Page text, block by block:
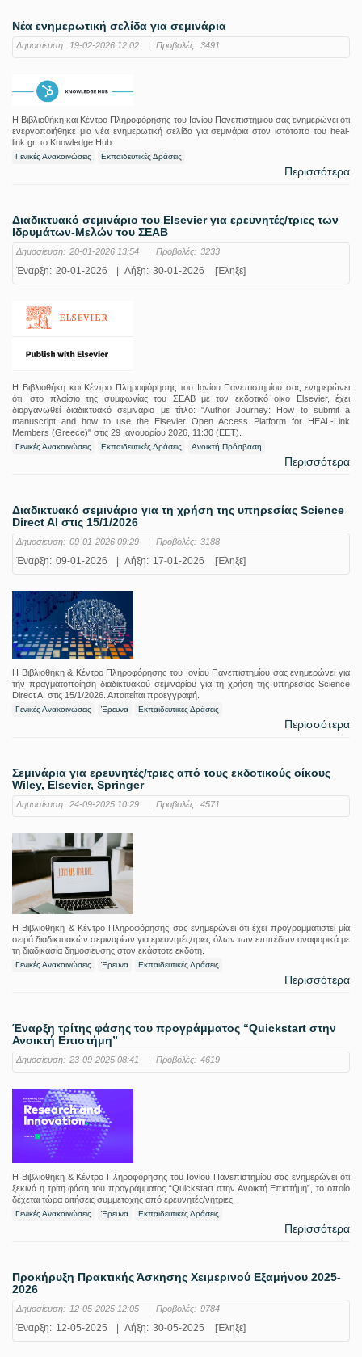
Νέα ενημερωτική σελίδα για σεμινάρια
Δημοσίευση: 19-02-2026 12:02 | Προβολές: 3491
Η Βιβλιοθήκη και Κέντρο Πληροφόρησης του Ιονίου Πανεπιστημίου σας ενημερώνει ότι
ενεργοποιήθηκε μια νέα ενημερωτική σελίδα για σεμινάρια στον ιστότοπο του heal-
link.gr, το Knowledge Hub.
Γενικές Ανακοινώσεις Εκπαιδευτικές Δράσεις
Περισσότερα
Διαδικτυακό σεμινάριο του Elsevier για ερευνητές/τριες των
Ιδρυμάτων-Μελών του ΣΕΑΒ
Δημοσίευση: 20-01-2026 13:54 | Προβολές: 3233
Έναρξη: 20-01-2026 | Λήξη: 30-01-2026 [Έληξε]
Η Βιβλιοθήκη και Κέντρο Πληροφόρησης του Ιονίου Πανεπιστημίου σας ενημερώνει
ότι, στο πλαίσιο της συμφωνίας του ΣΕΑΒ με τον εκδοτικό οίκο Elsevier, έχει
διοργανωθεί διαδικτυακό σεμινάριο με τίτλο: "Author Journey: How to submit a
manuscript and how to use the Elsevier Open Access Platform for HEAL-Link
Members (Greece)" στις 29 Ιανουαρίου 2026, 11:30 (EET).
Γενικές Ανακοινώσεις Εκπαιδευτικές Δράσεις Ανοικτή Πρόσβαση
Περισσότερα
Διαδικτυακό σεμινάριο για τη χρήση της υπηρεσίας Science
Direct AI στις 15/1/2026
Δημοσίευση: 09-01-2026 09:29 | Προβολές: 3188
Έναρξη: 09-01-2026 Λήξη: 17-01-2026 [Έληξε]
Η Βιβλιοθήκη & Κέντρο Πληροφόρησης του Ιονίου Πανεπιστημίου σας ενημερώνει για
την πραγματοποίηση διαδικτυακού σεμιναρίου για τη χρήση της υπηρεσίας Science
Direct AI στις 15/1/2026. Απαιτείται προεγγραφή.
Γενικές Ανακοινώσεις Έρευνα Εκπαιδευτικές Δράσεις
Περισσότερα
Σεμινάρια για ερευνητές/τριες από τους εκδοτικούς οίκους
Wiley, Elsevier, Springer
Δημοσίευση: 24-09-2025 10:29 Προβολές: 4571
Η Βιβλιοθήκη & Κέντρο Πληροφόρησης σας ενημερώνει ότι έχει προγραμματιστεί μία
σειρά διαδικτυακών σεμιναρίων για ερευνητές/τριες όλων των επιπέδων αναφορικά με
τη διαδικασία δημοσίευσης στον εκάστοτε εκδότη.
Γενικές Ανακοινώσεις Έρευνα Εκπαιδευτικές Δράσεις
Περισσότερα
Έναρξη τρίτης φάσης του προγράμματος “Quickstart στην
Ανοικτή Επιστήμη”
Δημοσίευση: 23-09-2025 08:41 Προβολές: 4619
Η Βιβλιοθήκη & Κέντρο Πληροφόρησης του Ιονίου Πανεπιστημίου σας ενημερώνει ότι
ξεκινά η τρίτη φάση του προγράμματος “Quickstart στην Ανοικτή Επιστήμη”, το οποίο
δέχεται τώρα αιτήσεις συμμετοχής από ερευνητές/νήτριες.
Γενικές Ανακοινώσεις Έρευνα Εκπαιδευτικές Δράσεις
Περισσότερα
Προκήρυξη Πρακτικής Άσκησης Χειμερινού Εξαμήνου 2025-
2026
Δημοσίευση: 12-05-2025 12:05 | Προβολές: 9784
Έναρξη: 12-05-2025 | Λήξη: 30-05-2025 [Έληξε]